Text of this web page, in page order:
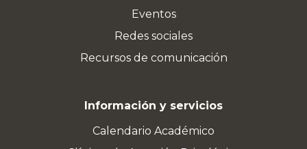
Eventos
Redes sociales
Recursos de comunicación
Información y servicios
Calendario Académico